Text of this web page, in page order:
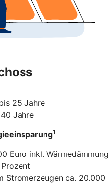
25 Jahre
Jahre
1
Euro inkl. Wärmedämmung
Stromerzeugen ca. 20.000